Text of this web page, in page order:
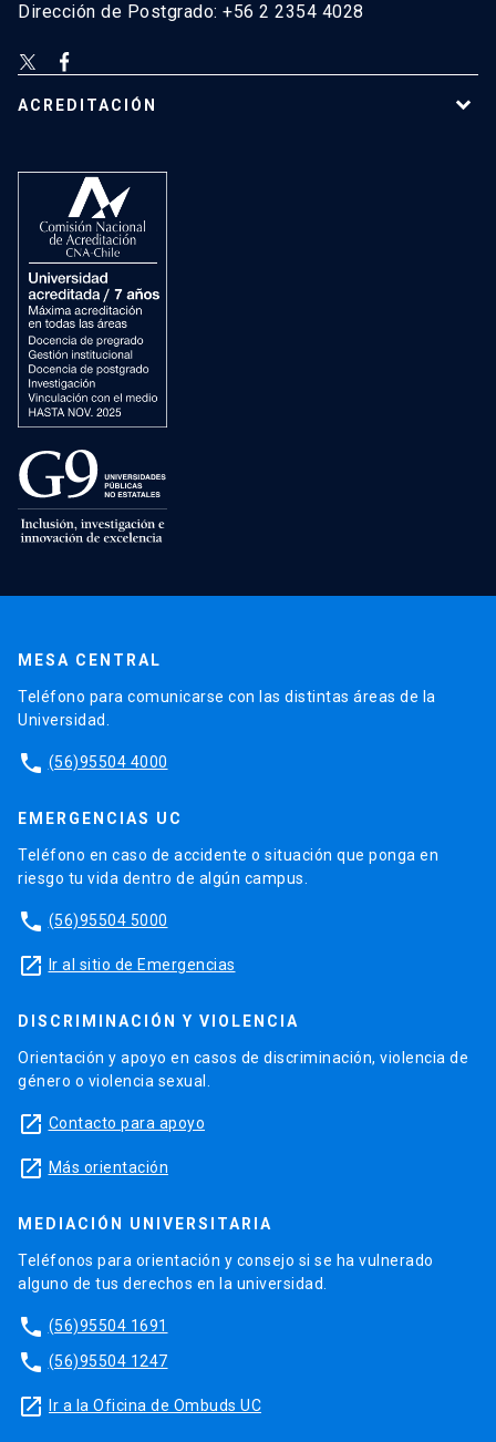
Dirección de Postgrado: +56 2 2354 4028
ACREDITACIÓN
MESA CENTRAL
Teléfono para comunicarse con las distintas áreas de la
Universidad.
phone (56)95504 4000
EMERGENCIAS UC
Teléfono en caso de accidente o situación que ponga en
riesgo tu vida dentro de algún campus.
phone (56)95504 5000
launch Ir al sitio de Emergencias
DISCRIMINACIÓN Y VIOLENCIA
Orientación y apoyo en casos de discriminación, violencia de
género o violencia sexual.
launch Contacto para apoyo
launch Más orientación
MEDIACIÓN UNIVERSITARIA
Teléfonos para orientación y consejo si se ha vulnerado
alguno de tus derechos en la universidad.
phone (56)95504 1691
phone (56)95504 1247
launch Ir a la Oficina de Ombuds UC